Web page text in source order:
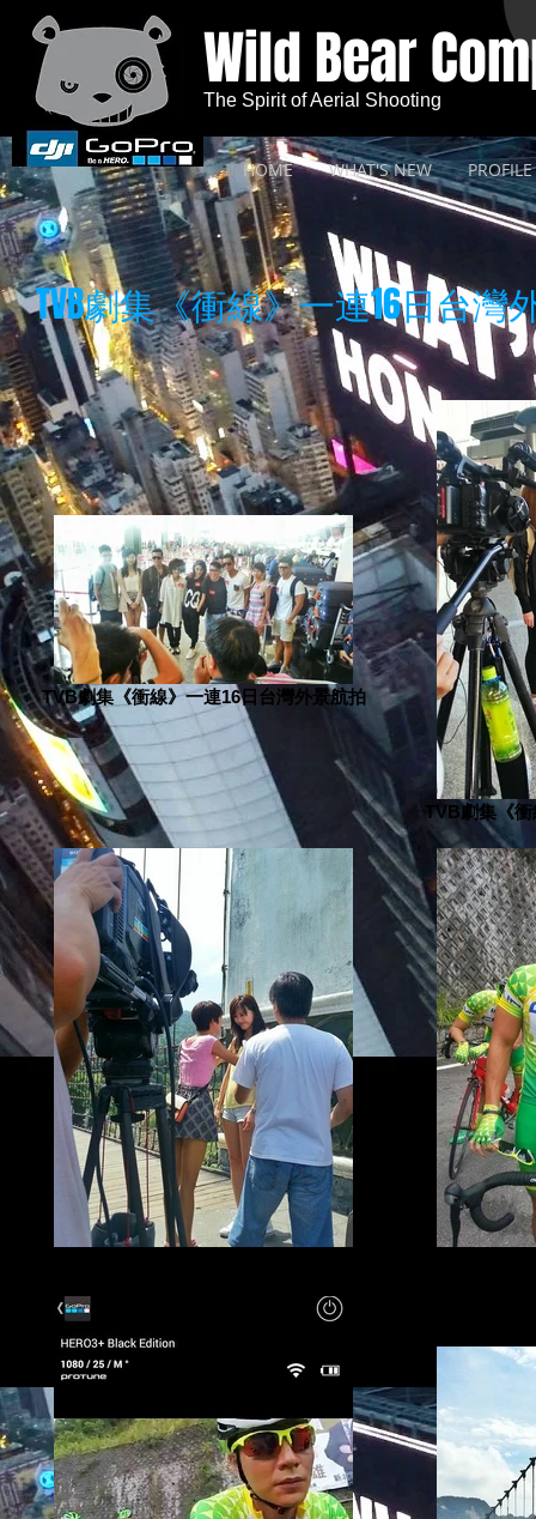
HOME WHAT'S NEW PROFILE
Wild Bear
The Spirit of Aerial Shooting
TVB劇集《衝線》一連16日台灣
TVB劇集《衝線》一連16日台灣外景航拍
TVB劇集《